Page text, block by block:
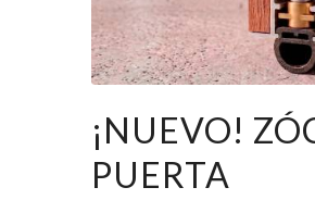
¡NUEVO!
PUERTA